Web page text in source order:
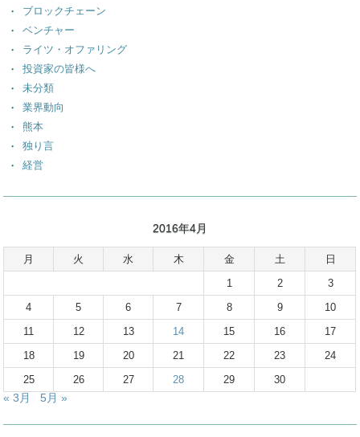
ブロックチェーン
ベンチャー
ライツ・オファリング
投資家の皆様へ
未分類
業界動向
熊本
独り言
経営
2016年4月
月 火 水 木 金 土
日
1
2
3
4
5 6 7 8 9
10
11
12 13 14 15 16
17
18
19 20 21 22 23
24
25
26 27 28 29 30
« 3月 5月 »